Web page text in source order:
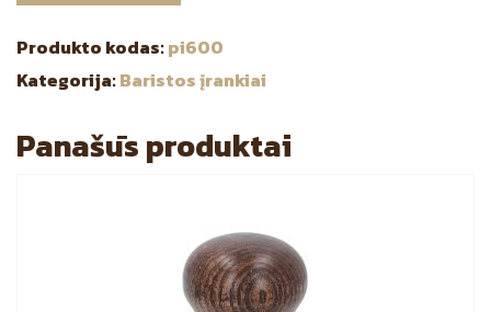
Produkto kodas:pi600
Kategorija:Baristos įrankiai
Panašūs produktai